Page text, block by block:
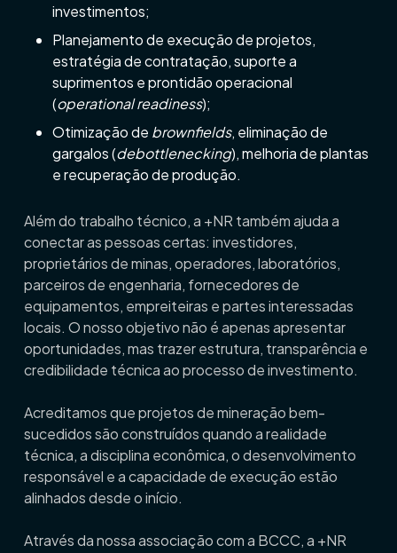
investimentos;
Planejamento de execução de projetos,
estratégia de contratação, suporte a
suprimentos e prontidão operacional
(operational readiness);
Otimização de brownfields, eliminação de
gargalos (debottlenecking), melhoria de plantas
e recuperação de produção.
Além do trabalho técnico, a +NR também ajuda a
conectar as pessoas certas: investidores,
proprietários de minas, operadores, laboratórios,
parceiros de engenharia, fornecedores de
equipamentos, empreiteiras e partes interessadas
locais. O nosso objetivo não é apenas apresentar
oportunidades, mas trazer estrutura, transparência e
credibilidade técnica ao processo de investimento.
Acreditamos que projetos de mineração bem-
sucedidos são construídos quando a realidade
técnica, a disciplina econômica, o desenvolvimento
responsável e a capacidade de execução estão
alinhados desde o início.
Através da nossa associação com a BCCC, a +NR